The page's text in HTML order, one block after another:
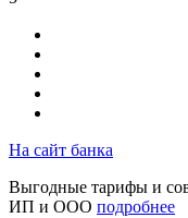
На сайт банка
Выгодные тарифы и
ИП и ООО подробнее